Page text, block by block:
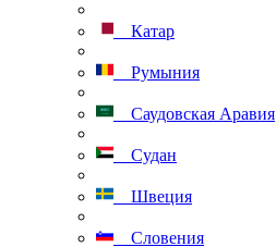
Катар
Румыния
Саудовская Аравия
Судан
Швеция
Словения